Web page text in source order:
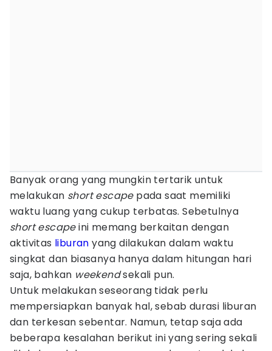
Banyak orang yang mungkin tertarik untuk
melakukan short escapepada saat memiliki
waktu luang yang cukup terbatas. Sebetulnya
short escapeini memang berkaitan dengan
aktivitas liburan yang dilakukan dalam waktu
singkat dan biasanya hanya dalam hitungan hari
saja, bahkan weekendsekali pun.
Untuk melakukan seseorang tidak perlu
mempersiapkan banyak hal, sebab durasi liburan
dan terkesan sebentar. Namun, tetap saja ada
beberapa kesalahan berikut ini yang sering sekali